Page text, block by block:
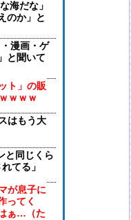
海だな」
のか」と
漫画・ゲ
と聞いて
ト」の販
ｗｗｗ
はもう大
と同じくら
てる」
が息子に
ってく
ぁ…（た